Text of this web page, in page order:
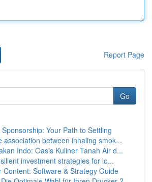
Report Page
Go
Your Path to Settling
association between inhaling smok...
Indo: Oasis Kuliner Tanah Air d...
investment strategies for lo...
Content: Software & Strategy Guide